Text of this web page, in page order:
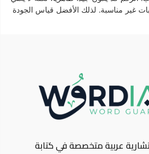
غير مناسبة. لذلك الأفضل قياس الجودة
عربية متخصصة في كتابة